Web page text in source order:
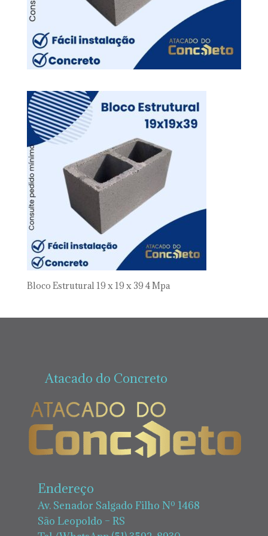
Bloco Estrutural 19 x 19 x 39 4 Mpa
Atacado do Concreto
Endereço
Av. Senador Salgado Filho Nº 1468
São Leopoldo – RS